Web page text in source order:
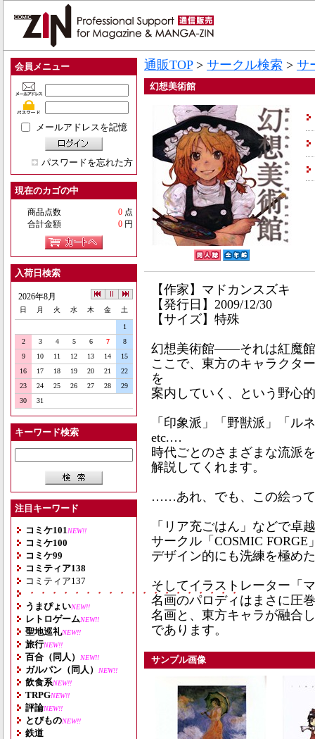
会員メニュー
メールアドレスを記憶
パスワードを忘れた方
現在のカゴの中
商品点数 0 点
合計金額
0 円
入荷日検索
2026年8月
日 月 火 水 木 金 土
1
2
3 4 5 6 7
8
9
10 11 12 13 14
15
16
17 18 19 20 21
22
23
24 25 26 27 28
29
30
31
キーワード検索
注目キーワード
コミケ101 NEW!!
コミケ100
コミケ99
コミティア138
コミティア137
・・・・・・・・・・・・・・・・・・・
うまぴょいNEW!!
レトロゲームNEW!!
聖地巡礼NEW!!
旅行NEW!!
百合（同人） NEW!!
ガルパン（同人） NEW!!
飲食系NEW!!
TRPGNEW!!
評論NEW!!
とびものNEW!!
鉄道
通販TOP> サークル検索 > サ
幻想美術館
【作家】マドカンスズキ
【発行日】2009/12/30
【サイズ】特殊
幻想美術館――それは紅魔
ここで、東方のキャラクタ
を
案内していく、という野心
「印象派」「野獣派」「ル
etc.…
時代ごとのさまざまな流派
解説してくれます。
……あれ、でも、この絵っ
「リア充ごはん」などで卓
サークル「COSMIC FORGE
デザイン的にも洗練を極め
そしてイラストレーター「
名画のパロディはまさに圧
名画と、東方キャラが融合
であります。
サンプル画像